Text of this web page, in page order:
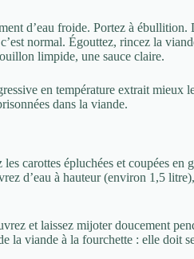
d’eau froide. Portez à
normal. Égouttez, rincez la
limpide, une sauce claire.
en température extrait mieux
dans la viande.
carottes épluchées et coupées en
d’eau à hauteur (environ 1,5
et laissez mijoter doucement
viande à la fourchette : elle doit